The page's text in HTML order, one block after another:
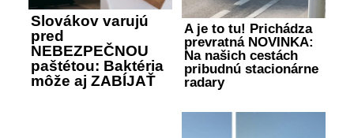
Slovákov varujú
pred
NEBEZPEČNOU
paštétou: Baktéria
môže aj ZABÍJAŤ
A je to tu! Prichádza
prevratná NOVINKA:
Na našich cestách
pribudnú stacionárne
radary